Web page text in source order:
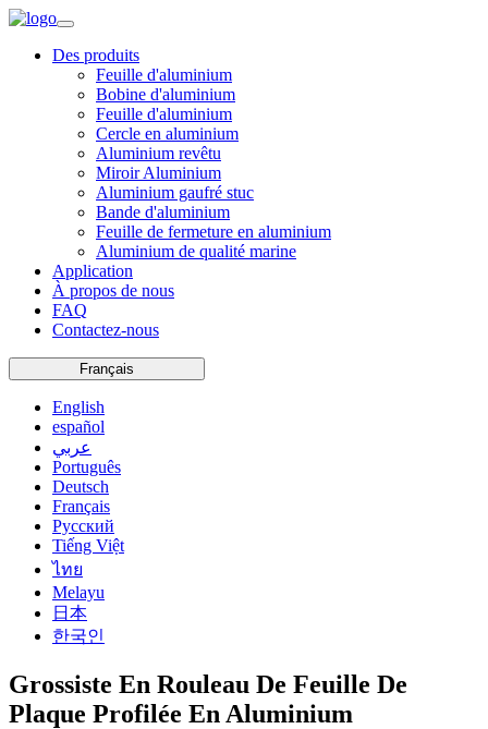
Des produits
Feuille d'aluminium
Bobine d'aluminium
Feuille d'aluminium
Cercle en aluminium
Aluminium revêtu
Miroir Aluminium
Aluminium gaufré stuc
Bande d'aluminium
Feuille de fermeture en aluminium
Aluminium de qualité marine
Application
À propos de nous
FAQ
Contactez-nous
Français
English
español
عربي
Português
Deutsch
Français
Русский
Tiếng Việt
ไทย
Melayu
日本
한국인
Grossiste En Rouleau De Feuille De
Plaque Profilée En Aluminium